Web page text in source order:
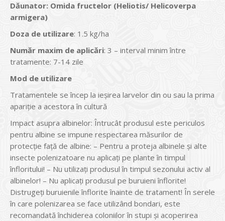
Dăunator: Omida fructelor (Heliotis/ Helicoverpa
armigera)
Doza de utilizare: 1.5 kg/ha
Număr maxim de aplicări: 3 – interval minim între
tratamente: 7-14 zile
Mod de utilizare
Tratamentele se încep la ieşirea larvelor din ou sau la prima
apariţie a acestora în cultură
Impact asupra albinelor: Întrucât produsul este periculos
pentru albine se impune respectarea măsurilor de
protecţie faţă de albine: – Pentru a proteja albinele şi alte
insecte polenizatoare nu aplicaţi pe plante în timpul
înfloritului! – Nu utilizaţi produsul în timpul sezonului activ al
albinelor! – Nu aplicaţi produsul pe buruieni înflorite!
Distrugeţi buruienile înflorite înainte de tratament! În serele
în care polenizarea se face utilizând bondari, este
recomandată închiderea coloniilor în stupi şi acoperirea